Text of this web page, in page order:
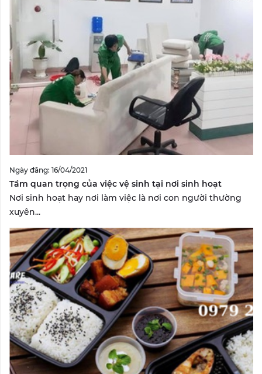
Ngày đăng: 16/04/2021
Tầm quan trọng của việc vệ sinh tại nơi sinh hoạt
Nơi sinh hoạt hay nơi làm việc là nơi con người thường
xuyên...